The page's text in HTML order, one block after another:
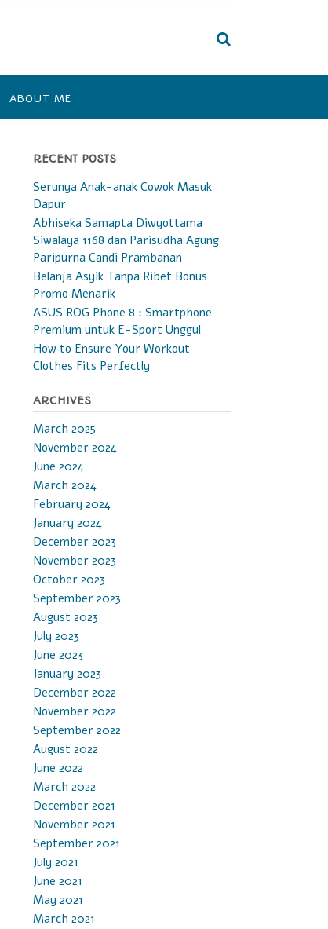
ABOUT ME
RECENT POSTS
Serunya Anak-anak Cowok Masuk
Dapur
Abhiseka Samapta Diwyottama
Siwalaya 1168 dan Parisudha Agung
Paripurna Candi Prambanan
Belanja Asyik Tanpa Ribet Bonus
Promo Menarik
ASUS ROG Phone 8 : Smartphone
Premium untuk E-Sport Unggul
How to Ensure Your Workout
Clothes Fits Perfectly
ARCHIVES
March 2025
November 2024
June 2024
March 2024
February 2024
January 2024
December 2023
November 2023
October 2023
September 2023
August 2023
July 2023
June 2023
January 2023
December 2022
November 2022
September 2022
August 2022
June 2022
March 2022
December 2021
November 2021
September 2021
July 2021
June 2021
May 2021
March 2021